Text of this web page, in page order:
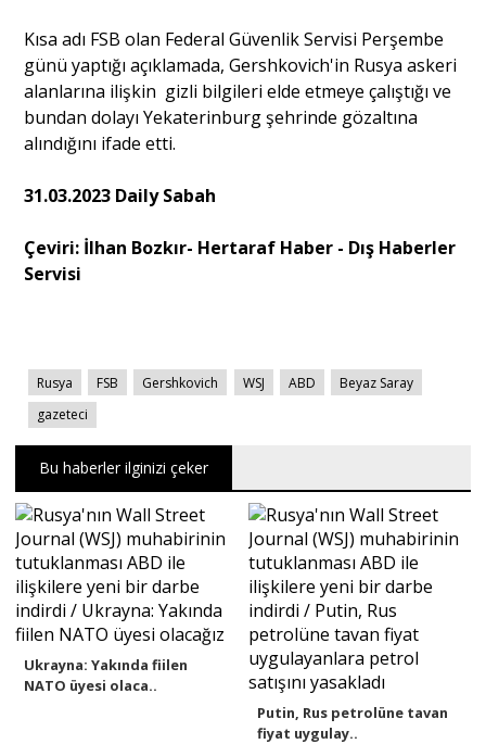
Kısa adı FSB olan Federal Güvenlik Servisi Perşembe
günü yaptığı açıklamada, Gershkovich'in Rusya askeri
alanlarına ilişkin gizli bilgileri elde etmeye çalıştığı ve
bundan dolayı Yekaterinburg şehrinde gözaltına
alındığını ifade etti.
31.03.2023 Daily Sabah
Çeviri: İlhan Bozkır- Hertaraf Haber - Dış Haberler
Servisi
Rusya FSB Gershkovich WSJ ABD
Beyaz Saray
gazeteci
Bu haberler ilginizi çeker
Ukrayna: Yakında fiilen
NATO üyesi olaca..
Putin, Rus petrolüne tavan
fiyat uygulay..